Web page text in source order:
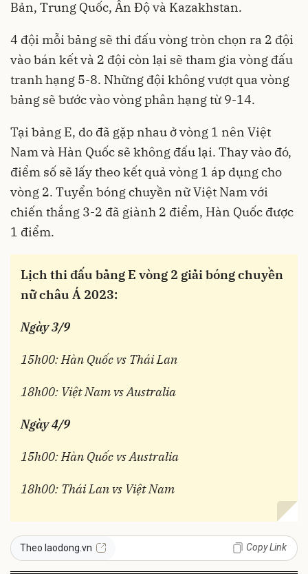
Bản, Trung Quốc, Ấn Độ và Kazakhstan.
4 đội mỗi bảng sẽ thi đấu vòng tròn chọn ra 2 đội
vào bán kết và 2 đội còn lại sẽ tham gia vòng đấu
tranh hạng 5-8. Những đội không vượt qua vòng
bảng sẽ bước vào vòng phân hạng từ 9-14.
Tại bảng E, do đã gặp nhau ở vòng 1 nên Việt
Nam và Hàn Quốc sẽ không đấu lại. Thay vào đó,
điểm số sẽ lấy theo kết quả vòng 1 áp dụng cho
vòng 2. Tuyển bóng chuyền nữ Việt Nam với
chiến thắng 3-2 đã giành 2 điểm, Hàn Quốc được
1 điểm.
Lịch thi đấu bảng E vòng 2 giải bóng chuyền
nữ châu Á 2023:
Ngày 3/9
15h00: Hàn Quốc vs Thái Lan
18h00: Việt Nam vs Australia
Ngày 4/9
15h00: Hàn Quốc vs Australia
18h00: Thái Lan vs Việt Nam
Theo laodong.vn Copy Link